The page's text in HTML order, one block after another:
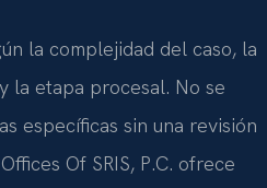
la complejidad del caso, la
la etapa procesal. No se
específicas sin una revisión
Of SRIS, P.C. ofrece